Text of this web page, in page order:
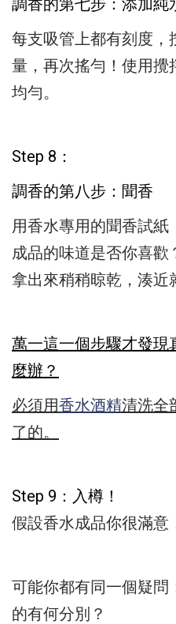
調香的第七步： 添加純
每支吸管上都有刻度，
量， 再次搖勻！使用攪
均勻。
Step 8：
調香的第八步：聞香
用香水專用的聞香試紙
成品的味道是否你喜歡
拿出來稍稍晾乾， 湊近
萬一這一個步驟才發現
麼辦？
必須用香水酒精清洗全
了的。
Step 9： 入樽！
假設香水成品你很滿意
可能你都有同一個疑問
的有何分別？